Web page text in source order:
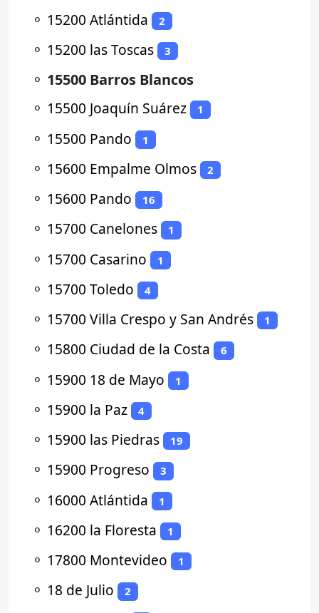
⚬ 15200 Atlántida 2
⚬ 15200 las Toscas 3
⚬ 15500 Barros Blancos
⚬ 15500 Joaquín Suárez 1
⚬ 15500 Pando 1
⚬ 15600 Empalme Olmos 2
⚬ 15600 Pando 16
⚬ 15700 Canelones 1
⚬ 15700 Casarino 1
⚬ 15700 Toledo 4
⚬ 15700 Villa Crespo y San Andrés 1
⚬ 15800 Ciudad de la Costa 6
⚬ 15900 18 de Mayo 1
⚬ 15900 la Paz 4
⚬ 15900 las Piedras 19
⚬ 15900 Progreso 3
⚬ 16000 Atlántida 1
⚬ 16200 la Floresta 1
⚬ 17800 Montevideo 1
⚬ 18 de Julio 2